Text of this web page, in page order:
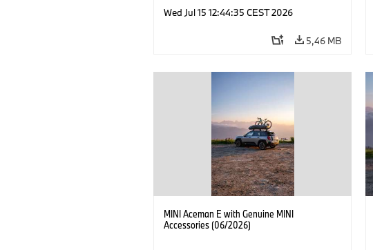
Wed Jul 15 12:44:35 CEST 2026
5,46 MB
MINI Aceman E with Genuine MINI
Accessories (06/2026)